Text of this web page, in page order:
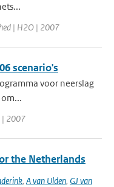
| H2O | 2007
scenario's
voor neerslag
| 2007
the Netherlands
, A van Ulden, GJ van